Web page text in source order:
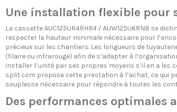
Une installation flexible pour
La cassette AUC125UR4RHB4 / AUW125U6RN8 se
respecter la hauteur minimale nécessaire pour
précieux sur les chantiers. Les longueurs de
(filaire ou infrarouge) afin de s’adapter à
installer l’unité par ses propres moyens s’il en a
split.com propose cette prestation à l’achat, ce qui
souplesse nécessaire pour répondre à toutes les
Des performances optimales